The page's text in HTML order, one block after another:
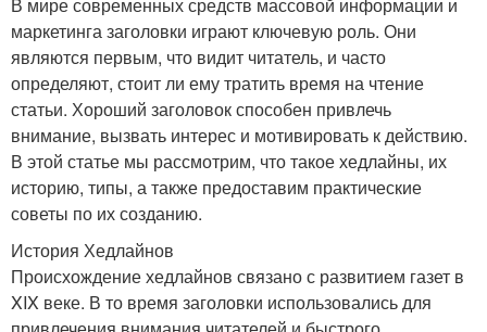
В мире современных средств массовой информации и
маркетинга заголовки играют ключевую роль. Они
являются первым, что видит читатель, и часто
определяют, стоит ли ему тратить время на чтение
статьи. Хороший заголовок способен привлечь
внимание, вызвать интерес и мотивировать к действию.
В этой статье мы рассмотрим, что такое хедлайны, их
историю, типы, а также предоставим практические
советы по их созданию.
История Хедлайнов
Происхождение хедлайнов связано с развитием газет в
XIX веке. В то время заголовки использовались для